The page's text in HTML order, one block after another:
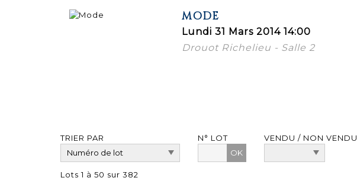
MODE
Lundi 31 Mars 2014 14:00
Drouot Richelieu - Salle 2
TRIER PAR
N° LOT
OK
VENDU / NON VENDU
Lots 1 à 50 sur 382